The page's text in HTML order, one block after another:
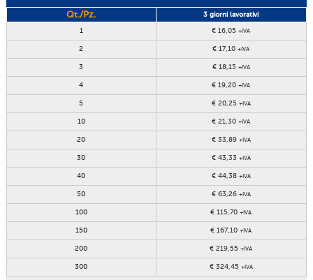
Qt./Pz. 3 giorni lavorativi
1 € 16,05+IVA
2 € 17,10+IVA
3 € 18,15 +IVA
4 € 19,20+IVA
5 € 20,25 +IVA
10 € 21,30+IVA
20 € 33,89 +IVA
30 € 43,33 +IVA
40 € 44,38 +IVA
50 € 63,26 +IVA
100 € 115,70+IVA
150 € 167,10+IVA
200 € 219,55+IVA
300 € 324,45 +IVA